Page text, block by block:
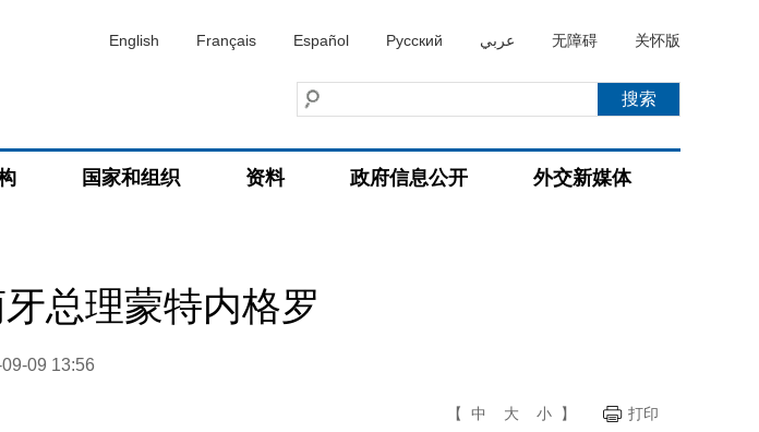
English Français Español Русский عربي 无障碍 关怀版
国家和组织 资料 政府信息公开 外交新媒体
总理蒙特内格罗
09 13:56
【 中 大 小 】 打印